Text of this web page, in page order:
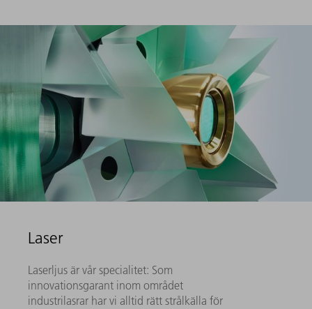
Laser
Laserljus är vår specialitet: Som
innovationsgarant inom området
industrilasrar har vi alltid rätt strålkälla för